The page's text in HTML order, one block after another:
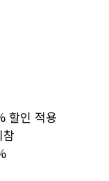
할인 적용